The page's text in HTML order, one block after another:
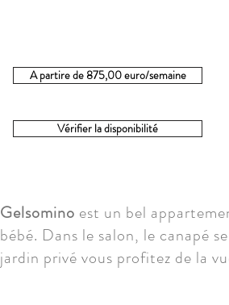
A partire de 875,00 euro/semaine
Vérifier la disponibilité
Gelsomino est un bel
bébé. Dans le salon, le canapé
jardin privé vous profitez de la